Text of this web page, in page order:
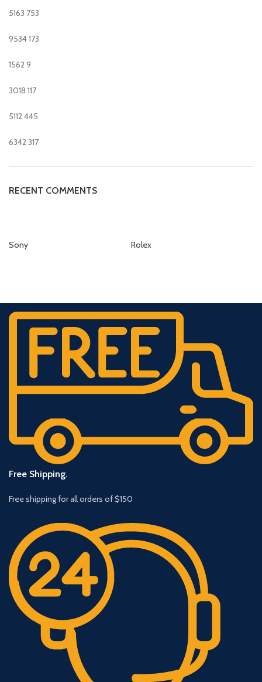
5163 753
9534173
15629
3018 117
5112445
6342317
RECENT COMMENTS
Sony Rolex
Free Shipping.
Free shipping for all orders of $150